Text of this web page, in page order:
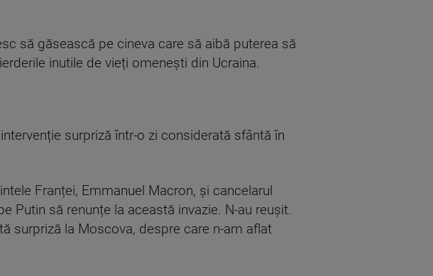
să găsească pe cineva care să aibă puterea să
inutile de vieți omenești din Ucraina.
surpriză într-o zi considerată sfântă în
Franței, Emmanuel Macron, și cancelarul
Putin să renunțe la această invazie. N-au reușit.
surpriză la Moscova, despre care n-am aflat